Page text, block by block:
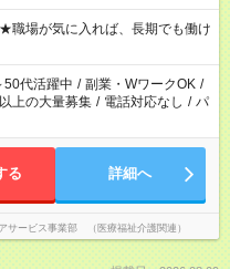
ません ※法令に基づき、週20時
対象となります ※労働者派遣法
り、短時間・短期間の就業はご
場が気に入れば、長期でも働け
50代活躍中 / 副業・WワークOK /
上の大量募集 / 電話対応なし / パ
る 詳細へ
サービス事業部 （医療福祉介護関連）